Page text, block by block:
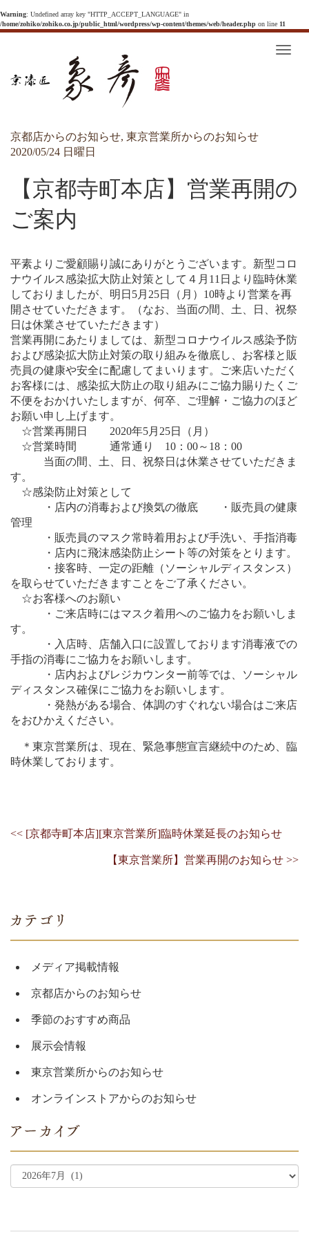
Warning: Undefined array key "HTTP_ACCEPT_LANGUAGE" in
/home/zohiko/zohiko.co.jp/public_html/wordpress/wp-content/themes/web/header.php on line 11
T
o
n
メディア掲載情報
京都店からのお知らせ
季節のおすすめ商品
展示会情報
東京営業所からのお知らせ
オンラインストアからのお知らせ
京都店からのお知らせ, 東京営業所からのお知らせ
2020/05/24 日曜日
【京都寺町本店】営業再開の
ご案内
平素よりご愛顧賜り誠にありがとうございます。新型コロ
ナウイルス感染拡大防止対策として４月11日より臨時休業
しておりましたが、明日5月25日（月）10時より営業を再
開させていただきます。（なお、当面の間、土、日、祝祭
日は休業させていただきます）
営業再開にあたりましては、新型コロナウイルス感染予防
および感染拡大防止対策の取り組みを徹底し、お客様と販
売員の健康や安全に配慮してまいります。ご来店いただく
お客様には、感染拡大防止の取り組みにご協力賜りたくご
不便をおかけいたしますが、何卒、ご理解・ご協力のほど
お願い申し上げます。
☆営業再開日 2020年5月25日（月）
☆営業時間 通常通り 10：00～18：00
当面の間、土、日、祝祭日は休業させていただきま
す。
☆感染防止対策として
・店内の消毒および換気の徹底 ・販売員の健康
管理
・販売員のマスク常時着用および手洗い、手指消毒
・店内に飛沫感染防止シート等の対策をとります。
・接客時、一定の距離（ソーシャルディスタンス）
を取らせていただきますことをご了承ください。
☆お客様へのお願い
・ご来店時にはマスク着用へのご協力をお願いしま
す。
・入店時、店舗入口に設置しております消毒液での
手指の消毒にご協力をお願いします。
・店内およびレジカウンター前等では、ソーシャル
ディスタンス確保にご協力をお願いします。
・発熱がある場合、体調のすぐれない場合はご来店
をおひかえください。
＊東京営業所は、現在、緊急事態宣言継続中のため、臨
時休業しております。
<< [京都寺町本店][東京営業所]臨時休業延長のお知らせ
【東京営業所】営業再開のお知らせ >>